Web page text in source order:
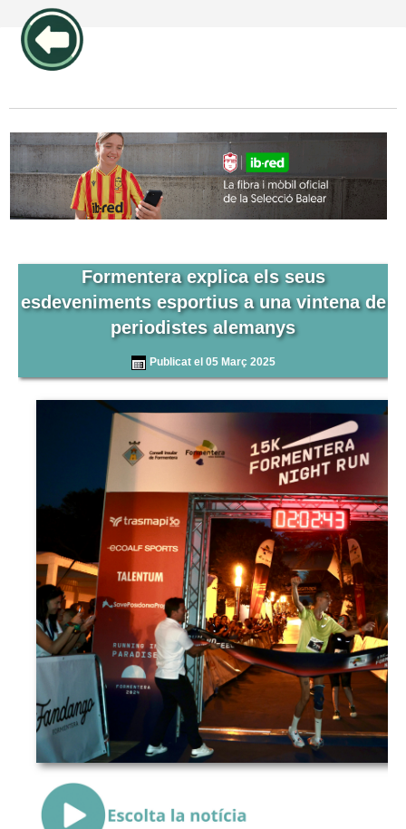
Formentera explica els seus
esdeveniments esportius a una vintena de
periodistes alemanys
Publicat el 05 Març 2025
{Play}